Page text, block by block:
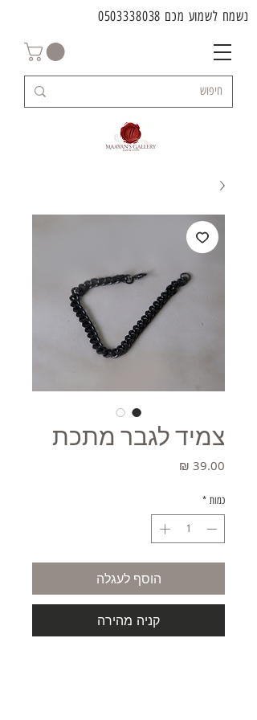
נשמח לשמוע מכם 0503338038
צמיד לגבר מתכת
כמות *
הוסף לעגלה
קניה מהירה